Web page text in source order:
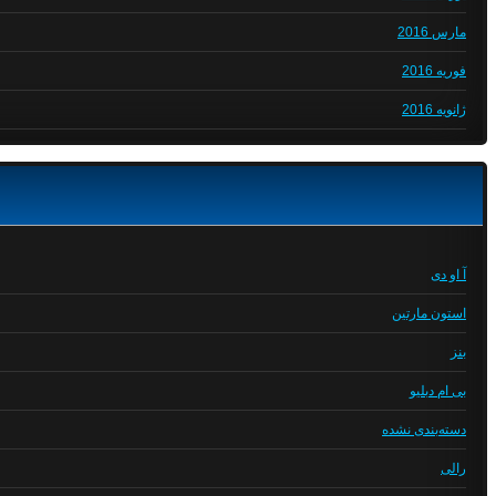
مارس 2016
فوریه 2016
ژانویه 2016
آ او دی
استون مارتین
بنز
بی ام دبلیو
دسته‌بندی نشده
رالی